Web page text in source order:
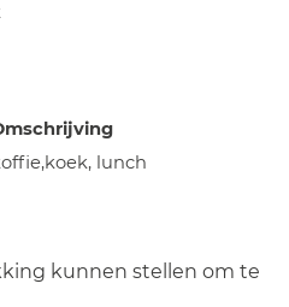
lunch
kunnen stellen om te